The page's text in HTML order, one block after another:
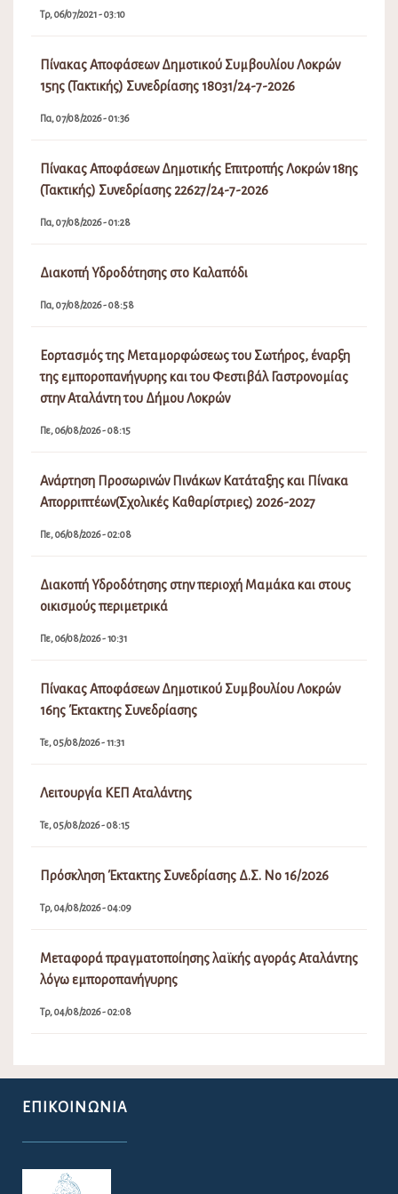
Τρ, 06/07/2021 - 03:10
Πίνακας Αποφάσεων Δημοτικού Συμβουλίου Λοκρών
15ης (Τακτικής) Συνεδρίασης 18031/24-7-2026
Πα, 07/08/2026 - 01:36
Πίνακας Αποφάσεων Δημοτικής Επιτροπής Λοκρών 18ης
(Τακτικής) Συνεδρίασης 22627/24-7-2026
Πα, 07/08/2026 - 01:28
Διακοπή Υδροδότησης στο Καλαπόδι
Πα, 07/08/2026 - 08:58
Εορτασμός της Μεταμορφώσεως του Σωτήρος, έναρξη
της εμποροπανήγυρης και του Φεστιβάλ Γαστρονομίας
στην Αταλάντη του Δήμου Λοκρών
Πε, 06/08/2026 - 08:15
Ανάρτηση Προσωρινών Πινάκων Κατάταξης και Πίνακα
Απορριπτέων(Σχολικές Καθαρίστριες) 2026-2027
Πε, 06/08/2026 - 02:08
Διακοπή Υδροδότησης στην περιοχή Μαμάκα και στους
οικισμούς περιμετρικά
Πε, 06/08/2026 - 10:31
Πίνακας Αποφάσεων Δημοτικού Συμβουλίου Λοκρών
16ης Έκτακτης Συνεδρίασης
Τε, 05/08/2026 - 11:31
Λειτουργία ΚΕΠ Αταλάντης
Τε, 05/08/2026 - 08:15
Πρόσκληση Έκτακτης Συνεδρίασης Δ.Σ. Νο 16/2026
Τρ, 04/08/2026 - 04:09
Μεταφορά πραγματοποίησης λαϊκής αγοράς Αταλάντης
λόγω εμποροπανήγυρης
Τρ, 04/08/2026 - 02:08
ΕΠΙΚΟΙΝΩΝΊΑ